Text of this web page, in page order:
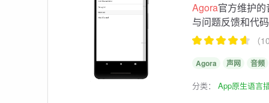
Agora官方维护
与问题反馈和代
（
Agora 声网 音频
分类：App原生语言